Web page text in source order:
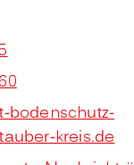
bodenschutz-
kreis.de